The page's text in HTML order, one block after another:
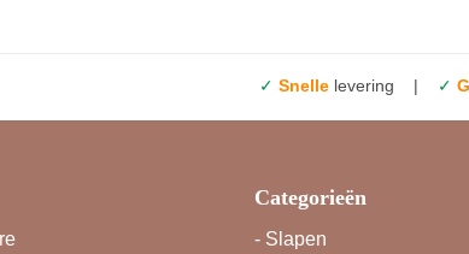
✓ Snelle levering | ✓
Categorieën
- Slapen